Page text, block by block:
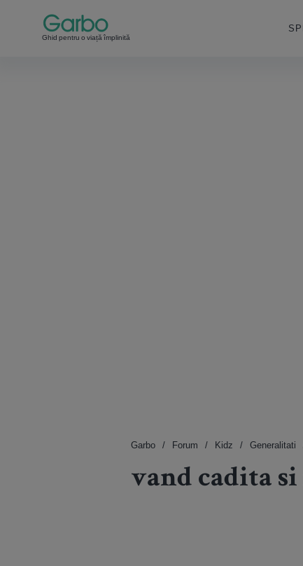
Ghid pentru o viață împlinită
Garbo Forum Kidz Generalitati
vand cadita si